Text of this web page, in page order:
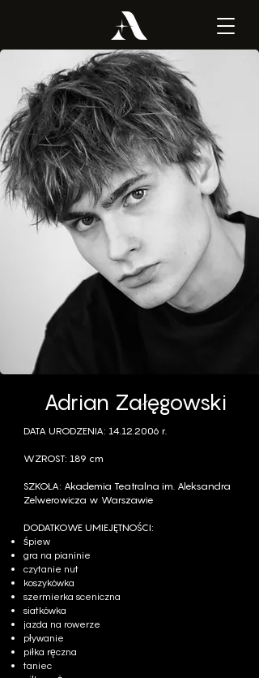
Adrian Załęgowski
DATA URODZENIA: 14.12.2006 r.
WZROST: 189 cm
SZKOŁA: Akademia Teatralna im. Aleksandra
Zelwerowicza w Warszawie
DODATKOWE UMIEJĘTNOŚCI:
śpiew
gra na pianinie
czytanie nut
koszykówka
szermierka sceniczna
siatkówka
jazda na rowerze
pływanie
piłka ręczna
taniec